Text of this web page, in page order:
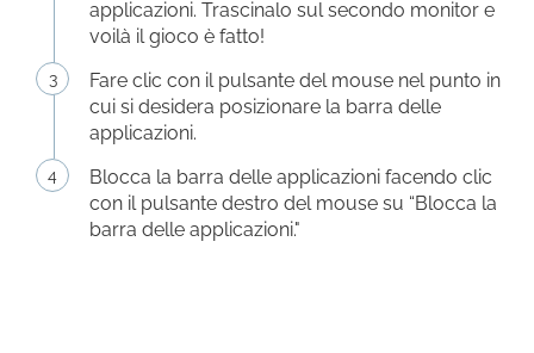
applicazioni. Trascinalo sul secondo monitor e
voilà il gioco è fatto!
Fare clic con il pulsante del mouse nel punto in
cui si desidera posizionare la barra delle
applicazioni.
Blocca la barra delle applicazioni facendo clic
con il pulsante destro del mouse su “Blocca la
barra delle applicazioni."